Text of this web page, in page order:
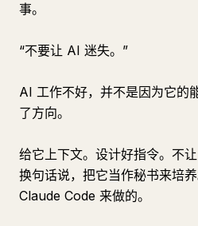
事。
“不要让 AI 迷失。”
AI 工作不好，并不是因为它的
了方向。
给它上下文。设计好指令。不
换句话说，把它当作秘书来培
Claude Code 来做的。